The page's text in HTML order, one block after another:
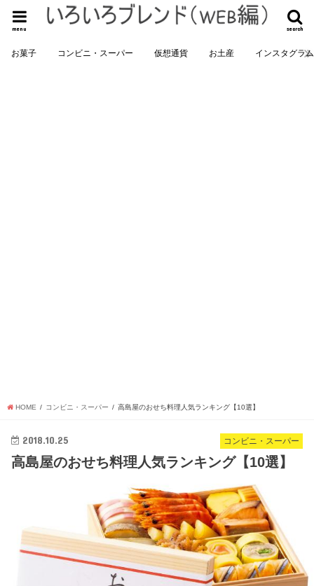
search
menu
お菓子 コンビニ・スーパー 仮想通貨 お土産 インスタグラム
HOME コンビニ・スーパー 高島屋のおせち料理人気ランキング【10選】
コンビニ・スーパー
2018.10.25
高島屋のおせち料理人気ランキング【10選】